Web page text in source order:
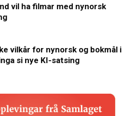
vil ha filmar med nynorsk
vilkår for nynorsk og bokmål i
si nye KI-satsing